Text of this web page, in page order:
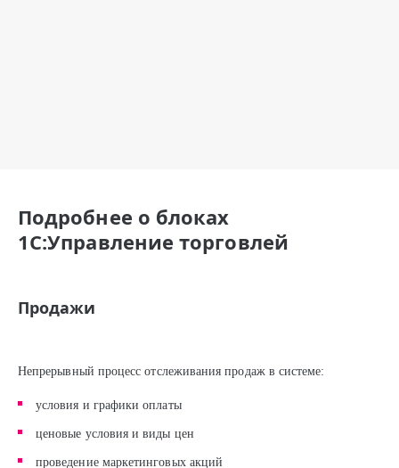
Подробнее о блоках
1С:Управление торговлей
Продажи
Непрерывный процесс отслеживания продаж в системе:
условия и графики оплаты
ценовые условия и виды цен
проведение маркетинговых акций